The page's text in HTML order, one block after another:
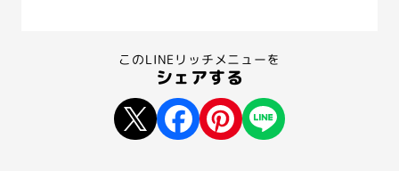
このLINEリッチメニューを
シェアする